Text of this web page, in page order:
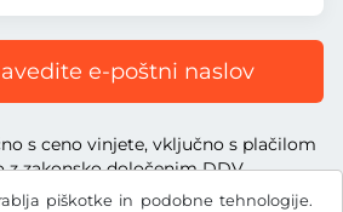
piškotke in podobne tehnologije.
e-poštni naslov
s ceno vinjete, vključno s plačilom
zakonsko določenim DDV.